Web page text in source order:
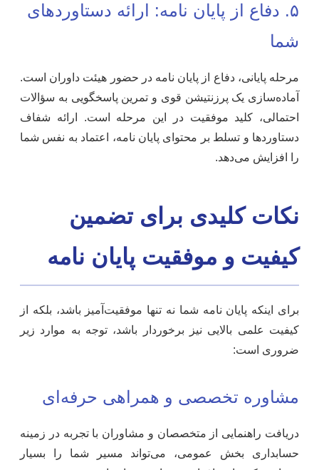
۵. دفاع از پایان نامه: ارائه دستاوردهای
شما
مرحله پایانی، دفاع از پایان نامه در حضور هیئت داوران است.
آماده‌سازی یک پرزنتیشن قوی و تمرین پاسخگویی به سؤالات
احتمالی، کلید موفقیت در این مرحله است. ارائه شفاف
دستاوردها و تسلط بر محتوای پایان نامه، اعتماد به نفس شما
را افزایش می‌دهد.
نکات کلیدی برای تضمین
کیفیت و موفقیت پایان نامه
برای اینکه پایان نامه شما نه تنها موفقیت‌آمیز باشد، بلکه از
کیفیت علمی بالایی نیز برخوردار باشد، توجه به موارد زیر
ضروری است:
مشاوره تخصصی و همراهی حرفه‌ای
دریافت راهنمایی از متخصصان و مشاوران با تجربه در زمینه
حسابداری بخش عمومی، می‌تواند مسیر شما را بسیار